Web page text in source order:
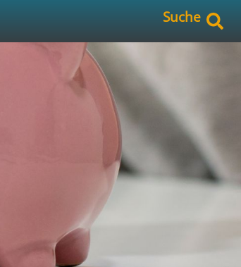
Suche